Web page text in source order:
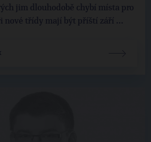
jim dlouhodobě chybí místa pro
nové třídy mají být příští září ...